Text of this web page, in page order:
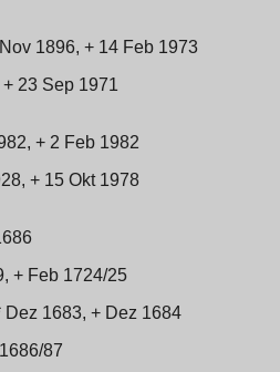
1896, + 14 Feb 1973
23 Sep 1971
+ 2 Feb 1982
+ 15 Okt 1978
+ Feb 1724/25
Dez 1683, + Dez 1684
87